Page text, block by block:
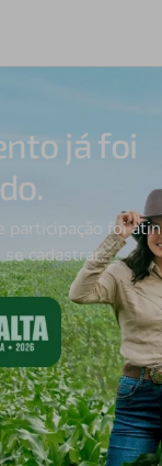
já foi
foi
cadastrar.